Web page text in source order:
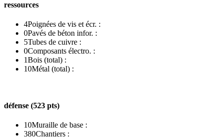
ressources
4Poignées de vis et écr. :
0Pavés de béton infor. :
5Tubes de cuivre :
0Composants électro. :
1Bois (total) :
10Métal (total) :
défense (523 pts)
10Muraille de base :
380Chantiers :